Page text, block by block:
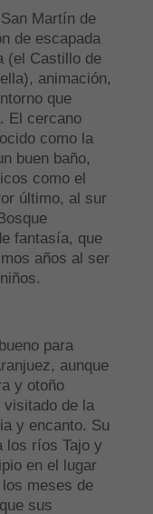
Martín de
de escapada
(el Castillo de
animación,
que
El cercano
como la
buen baño,
como el
último, al sur
fantasía, que
años al ser
para
aunque
y otoño
visitado de la
y encanto. Su
los ríos Tajo y
en el lugar
meses de
sus